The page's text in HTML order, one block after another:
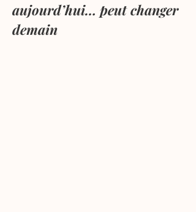
aujourd’hui… peut changer
demain